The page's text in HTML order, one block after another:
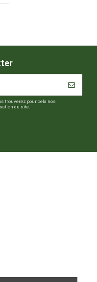
trouverez pour cela nos
du site.